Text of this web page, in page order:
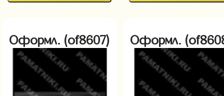
Оформл. (of8607) Оформл.